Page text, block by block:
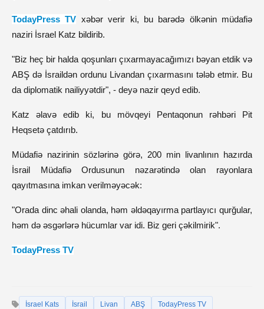
TodayPress TV xəbər verir ki, bu barədə ölkənin müdafiə
naziri İsrael Katz bildirib.
"Biz heç bir halda qoşunları çıxarmayacağımızı bəyan etdik və
ABŞ də İsraildən ordunu Livandan çıxarmasını tələb etmir. Bu
da diplomatik nailiyyətdir", - deyə nazir qeyd edib.
Katz əlavə edib ki, bu mövqeyi Pentaqonun rəhbəri Pit
Heqsetə çatdırıb.
Müdafiə nazirinin sözlərinə görə, 200 min livanlının hazırda
İsrail Müdafiə Ordusunun nəzarətində olan rayonlara
qayıtmasına imkan verilməyəcək:
"Orada dinc əhali olanda, həm əldəqayırma partlayıcı qurğular,
həm də əsgərlərə hücumlar var idi. Biz geri çəkilmirik".
TodayPress TV
İsrael Kats İsrail Livan ABŞ TodayPress TV